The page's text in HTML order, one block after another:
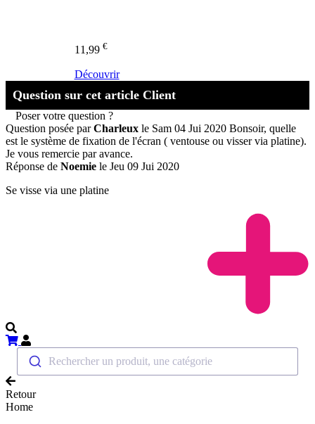
11,99 €
Découvrir
Question sur cet article Client
Poser votre question ?
Question posée parCharleux le Sam 04 Jui 2020 Bonsoir, quelle
est le système de fixation de l'écran ( ventouse ou visser via platine).
Je vous remercie par avance.
Réponse de Noemie le Jeu 09 Jui 2020
Se visse via une platine
Rechercher un produit, une catégorie
Retour
Home